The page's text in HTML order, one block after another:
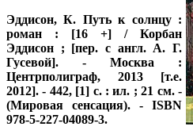
Эддисон, К. Путь к солнцу :
роман : [16 +] / Корбан
Эддисон ; [пер. с англ. А. Г.
Гусевой]. - Москва :
Центрполиграф, 2013 [т.е.
2012]. - 442, [1] с. : ил. ; 21 см. -
(Мировая сенсация). - ISBN
978-5-227-04089-3.